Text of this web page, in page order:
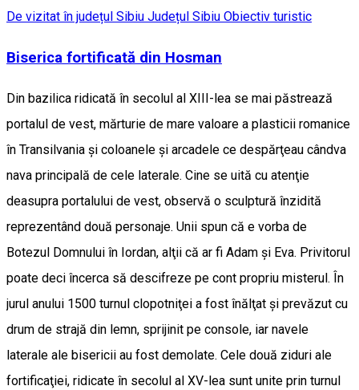
De vizitat în județul Sibiu Județul Sibiu Obiectiv turistic
Biserica fortificată din Hosman
Din bazilica ridicată în secolul al XIII-lea se mai păstrează
portalul de vest, mărturie de mare valoare a plasticii romanice
în Transilvania şi coloanele şi arcadele ce despărţeau cândva
nava principală de cele laterale. Cine se uită cu atenţie
deasupra portalului de vest, observă o sculptură înzidită
reprezentând două personaje. Unii spun că e vorba de
Botezul Domnului în Iordan, alţii că ar fi Adam şi Eva. Privitorul
poate deci încerca să descifreze pe cont propriu misterul. În
jurul anului 1500 turnul clopotniţei a fost înălţat şi prevăzut cu
drum de strajă din lemn, sprijinit pe console, iar navele
laterale ale bisericii au fost demolate. Cele două ziduri ale
fortificaţiei, ridicate în secolul al XV-lea sunt unite prin turnul